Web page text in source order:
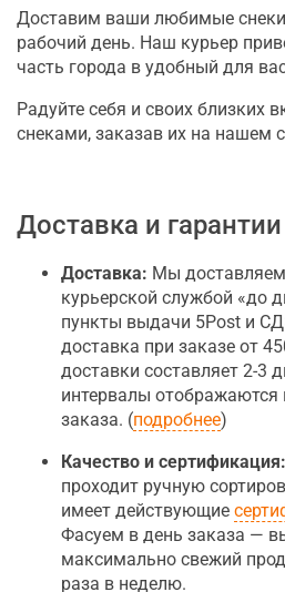
Доставим ваши любимые
рабочий день. Наш курьер
часть города в удобный для
Радуйте себя и своих близких
снеками, заказав их на нашем
Доставка и гарантии
Доставка: Мы
курьерской службой «до
пункты выдачи 5Post и
доставка при заказе от
доставки составляет 2-3
интервалы
заказа. (подробнее)
Качество и сертификация:
проходит ручную
имеет действующие
Фасуем в день заказа —
максимально свежий
раза в неделю.